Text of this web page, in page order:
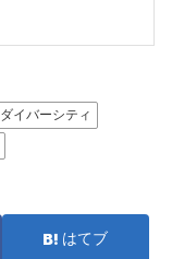
ダイバーシティ
はてブ